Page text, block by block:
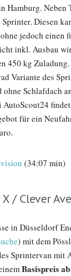
Hamburg. Neben
Diesen
jedoch einen
inkl. Ausbau
450 kg
Variante des
Schlafdach
für ein
(34:07 min)
X / Clever
in Düsseldorf
) mit dem
Sprintervan mit
Basispreis